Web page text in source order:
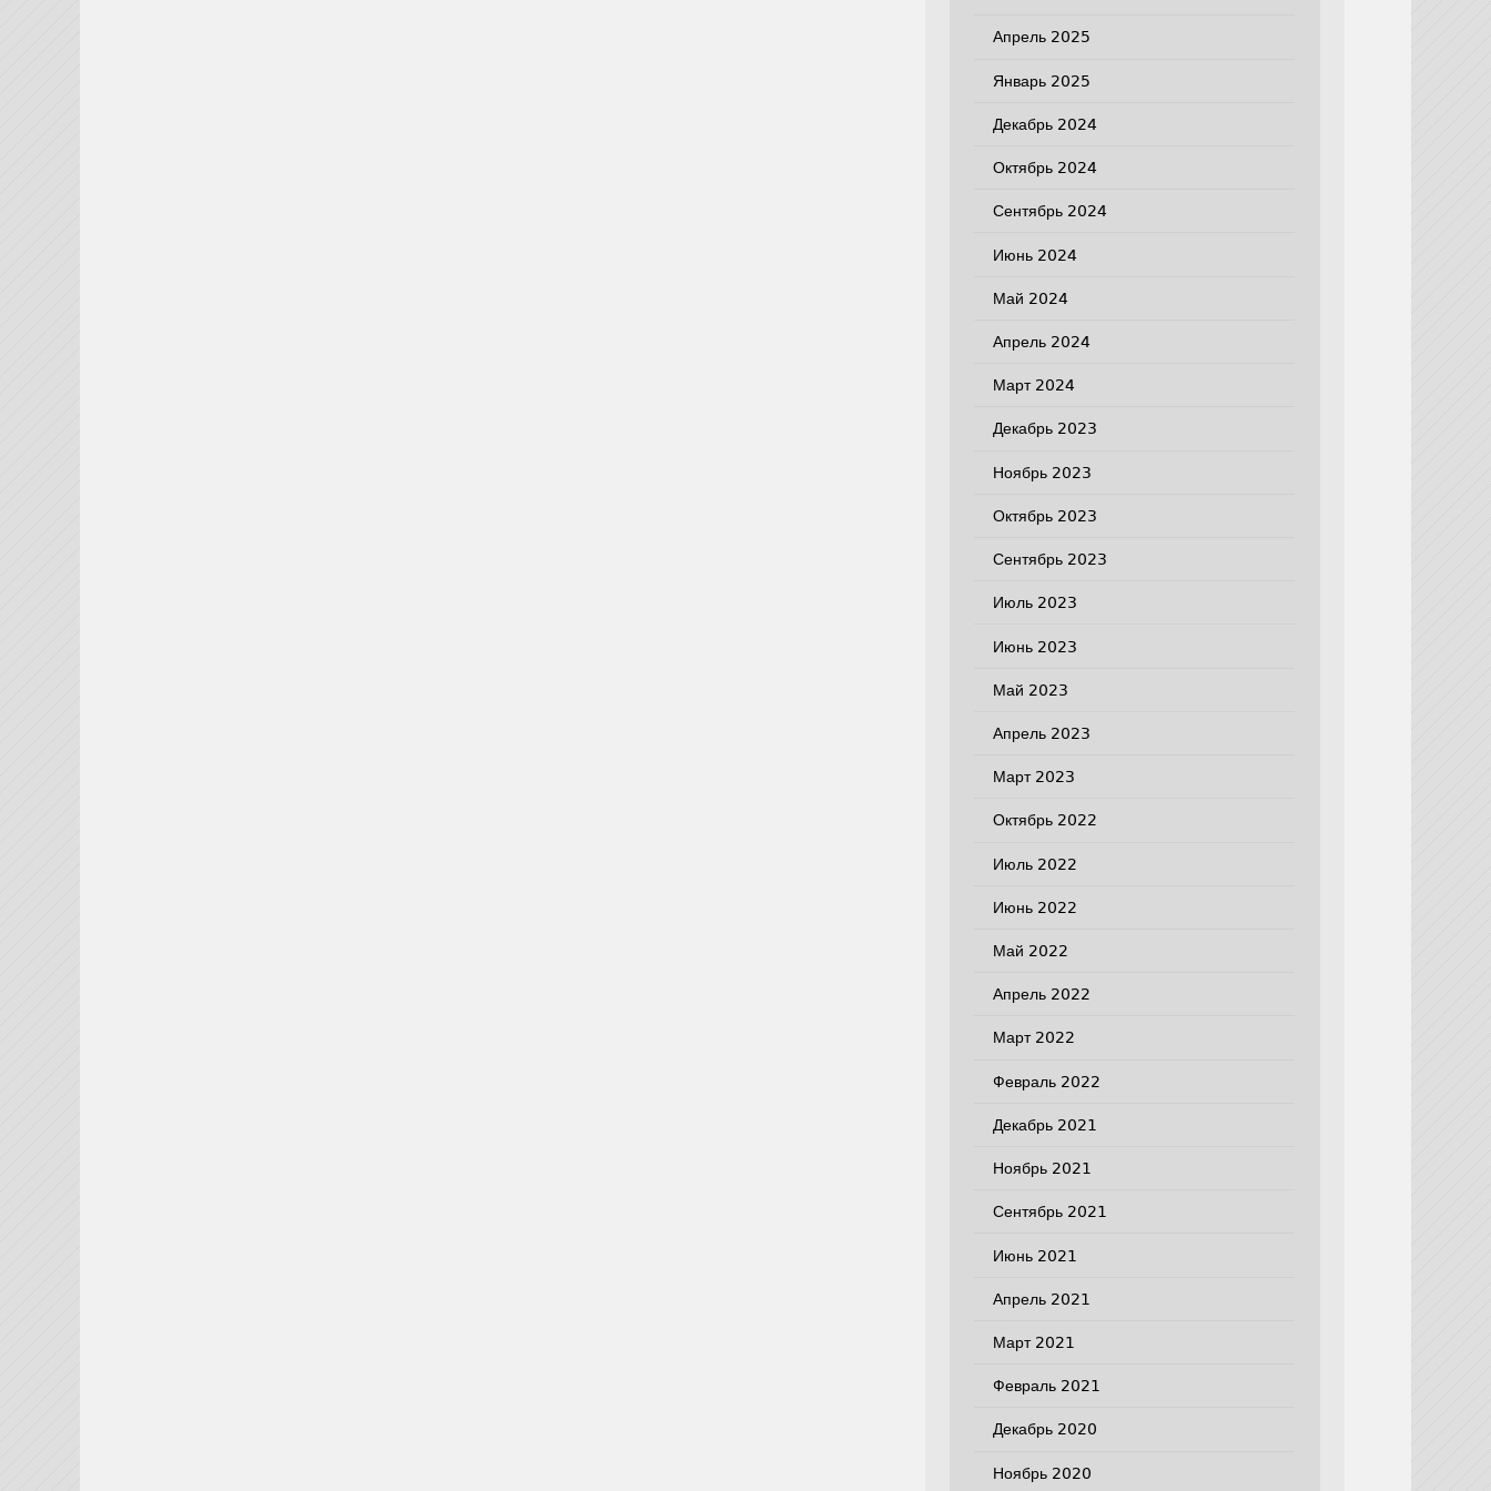
Апрель 2025
Январь 2025
Декабрь 2024
Октябрь 2024
Сентябрь 2024
Июнь 2024
Май 2024
Апрель 2024
Март 2024
Декабрь 2023
Ноябрь 2023
Октябрь 2023
Сентябрь 2023
Июль 2023
Июнь 2023
Май 2023
Апрель 2023
Март 2023
Октябрь 2022
Июль 2022
Июнь 2022
Май 2022
Апрель 2022
Март 2022
Февраль 2022
Декабрь 2021
Ноябрь 2021
Сентябрь 2021
Июнь 2021
Апрель 2021
Март 2021
Февраль 2021
Декабрь 2020
Ноябрь 2020